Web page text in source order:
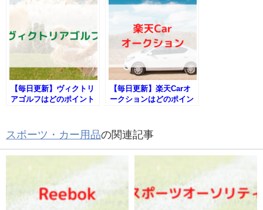
【毎日更新】ヴィクトリ
アゴルフはどのポイント
【毎日更新】楽天Carオ
ークションはどのポイン
スポーツ・カー用品の関連記事